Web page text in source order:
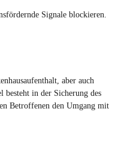
Signale blockieren.
aber auch
besteht in der Sicherung des
Betroffenen den Umgang mit